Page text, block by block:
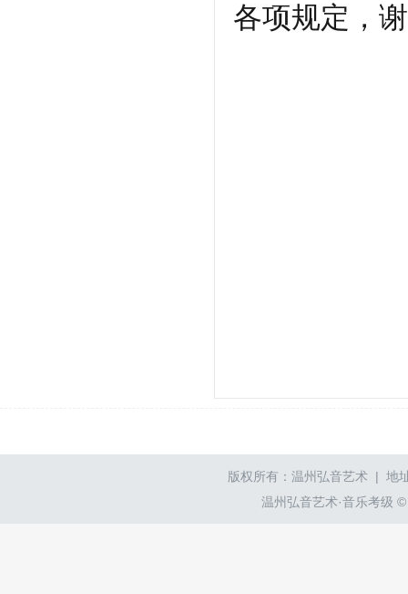
各项规定，
版权所有：温州弘音艺术 | 地
温州弘音艺术·音乐考级